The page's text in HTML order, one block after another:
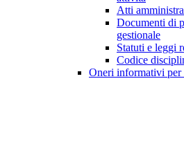
Atti
Documenti di
gestionale
Statuti e leggi
Codice
Oneri informativi per